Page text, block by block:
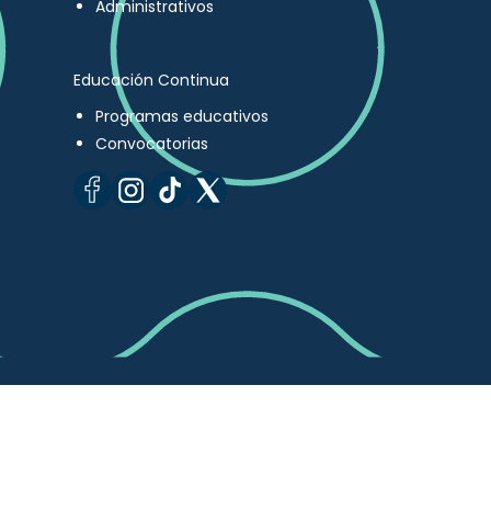
Administrativos
Educación Continua
Programas educativos
Convocatorias